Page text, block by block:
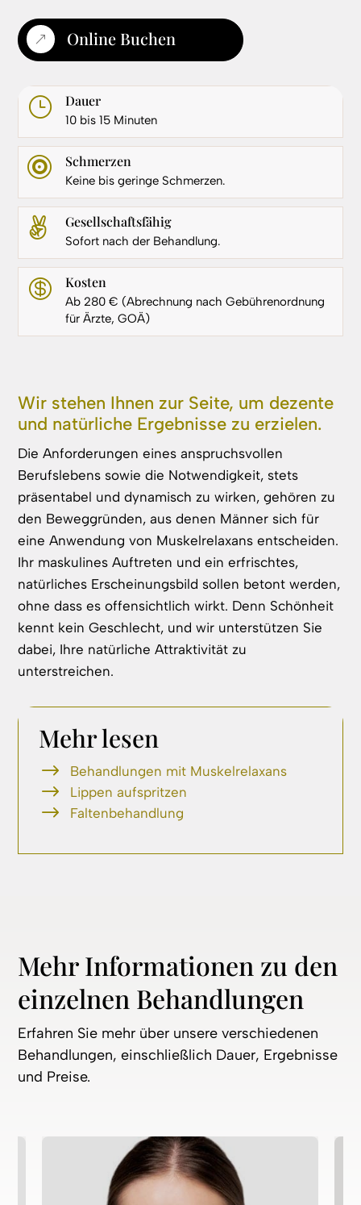
& Online Buchen
} Dauer
10 bis 15 Minuten
 Schmerzen
Keine bis geringe Schmerzen.
 Gesellschaftsfähig
Sofort nach der Behandlung.
 Kosten
Ab 280 € (Abrechnung nach Gebührenordnung
für Ärzte, GOÄ)
Wir stehen Ihnen zur Seite, um dezente
und natürliche Ergebnisse zu erzielen.
Die Anforderungen eines anspruchsvollen
Berufslebens sowie die Notwendigkeit, stets
präsentabel und dynamisch zu wirken, gehören zu
den Beweggründen, aus denen Männer sich für
eine Anwendung von Muskelrelaxans entscheiden.
Ihr maskulines Auftreten und ein erfrischtes,
natürliches Erscheinungsbild sollen betont werden,
ohne dass es offensichtlich wirkt. Denn Schönheit
kennt kein Geschlecht, und wir unterstützen Sie
dabei, Ihre natürliche Attraktivität zu
unterstreichen.
Mehr lesen
Behandlungen mit Muskelrelaxans
Lippen aufspritzen
Faltenbehandlung
Mehr Informationen zu den
einzelnen Behandlungen
Erfahren Sie mehr über unsere verschiedenen
Behandlungen, einschließlich Dauer, Ergebnisse
und Preise.